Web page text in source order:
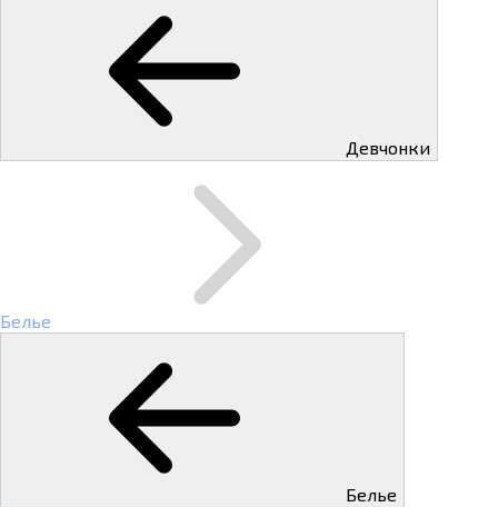
Девчонки
Белье
Белье